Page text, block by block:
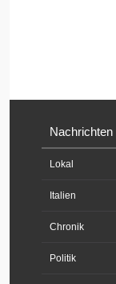
Nachrichten
Lokal
Italien
Chronik
Politik